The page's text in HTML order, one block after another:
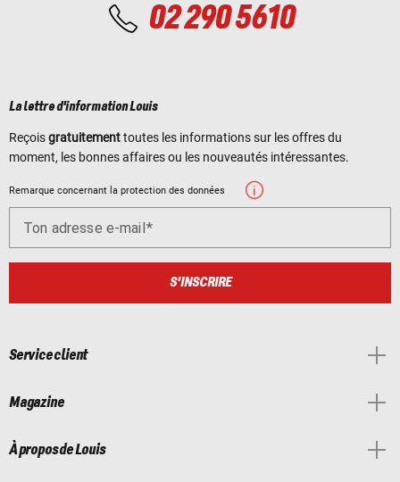
02 290 5610
La lettre d'information Louis
Reçoisgratuitementtoutes les informations sur les offres du
moment, les bonnes affaires ou les nouveautés intéressantes.
Remarque concernant la protection des données
Ton adresse e-mail
S'INSCRIRE
Service client
Magazine
À propos de Louis